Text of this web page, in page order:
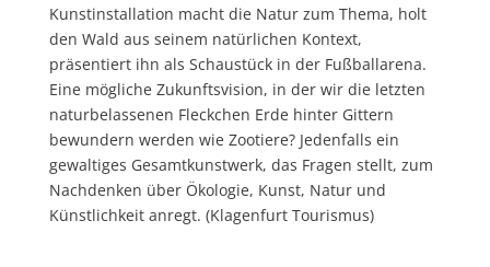
Kunstinstallation macht die Natur zum Thema, holt
den Wald aus seinem natürlichen Kontext,
präsentiert ihn als Schaustück in der Fußballarena.
Eine mögliche Zukunftsvision, in der wir die letzten
naturbelassenen Fleckchen Erde hinter Gittern
bewundern werden wie Zootiere? Jedenfalls ein
gewaltiges Gesamtkunstwerk, das Fragen stellt, zum
Nachdenken über Ökologie, Kunst, Natur und
Künstlichkeit anregt. (Klagenfurt Tourismus)